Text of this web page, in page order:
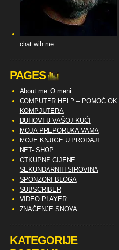
chat wih me
PAGES
About me| O meni
COMPUTER HELP – POMOĆ OKO
KOMPJUTERA
DUHOVI U VAŠOJ KUĆI
MOJA PREPORUKA VAMA
MOJE KNJIGE U PRODAJI
NET- SHOP
OTKUPNE CIJENE
SEKUNDARNIH SIROVINA
SPONZORI BLOGA
SUBSCRIBER
VIDEO PLAYER
ZNAČENJE SNOVA
KATEGORIJE